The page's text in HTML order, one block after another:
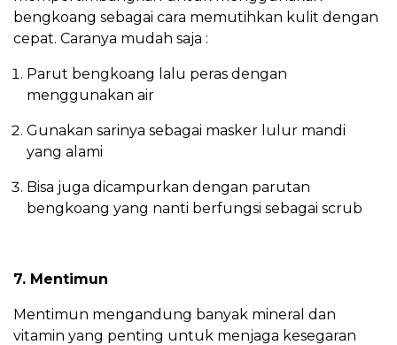
bengkoang sebagai cara memutihkan kulit dengan
cepat. Caranya mudah saja :
Parut bengkoang lalu peras dengan
menggunakan air
Gunakan sarinya sebagai masker lulur mandi
yang alami
Bisa juga dicampurkan dengan parutan
bengkoang yang nanti berfungsi sebagai scrub
7. Mentimun
Mentimun mengandung banyak mineral dan
vitamin yang penting untuk menjaga kesegaran